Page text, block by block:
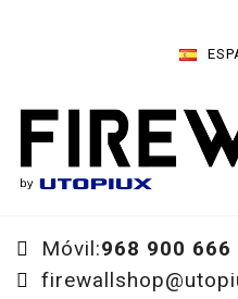
Móvil:968 900 666